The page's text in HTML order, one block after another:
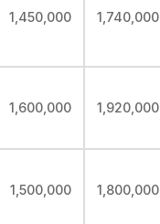
1,450,000 1,740,000
1,600,000 1,920,000
1,500,000 1,800,000